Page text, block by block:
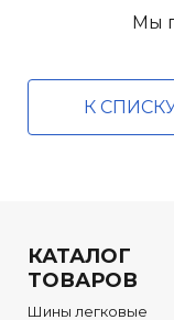
Мы
К
КАТАЛОГ
ТОВАРОВ
Шины легковые